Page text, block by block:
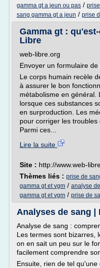
gamma gt a jeun ou pas /
sang gamma gt a jeun / prise
Gamma gt :
Libre
web-libre.org
Envoyer un formulaire
Le corps humain recèle
à assurer le bon
métabolisme en général.
lorsque ces substances
en surproduction. Les
pour corriger les troubles
Parmi ces...
Lire la suite
Site : http://www.web-
Thèmes liés : prise de
gamma gt et vgm / analyse
gamma gt et vgm / prise de
Analyses de sang |
Analyse de sang :
Les termes sont bizarres,
on en sait un peu sur le
facilement comprendre
Ensuite, rien de tel